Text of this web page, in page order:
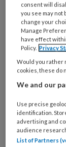
Wat
is
je
e-
* *
Kies
je
je
functie *
Bij
consent will
you see may not
change your
Manage
have effect
Policy. Privacy
Would you rather
cookies, these do
We and our
Use precise
identification.
advertising and
audience
List of Partners